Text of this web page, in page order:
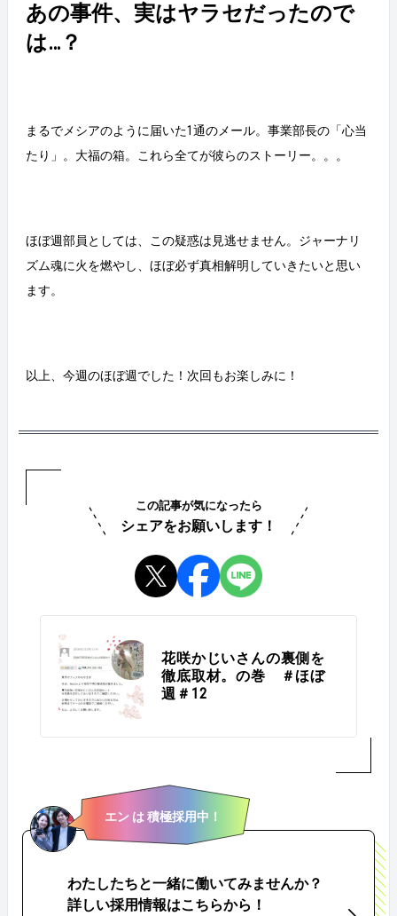
あの事件、実はヤラセだったので
は…？
まるでメシアのように届いた1通のメール。事業部長の「心当
たり」。大福の箱。これら全てが彼らのストーリー。。。
ほぼ週部員としては、この疑惑は見逃せません。ジャーナリ
ズム魂に火を燃やし、ほぼ必ず真相解明していきたいと思い
ます。
以上、今週のほぼ週でした！次回もお楽しみに！
この記事が気になったら
シェアをお願いします！
花咲かじいさんの裏側を
徹底取材。の巻 ＃ほぼ
週＃12
エン は 積極採用中！
わたしたちと一緒に働いてみませんか？
詳しい採用情報はこちらから！